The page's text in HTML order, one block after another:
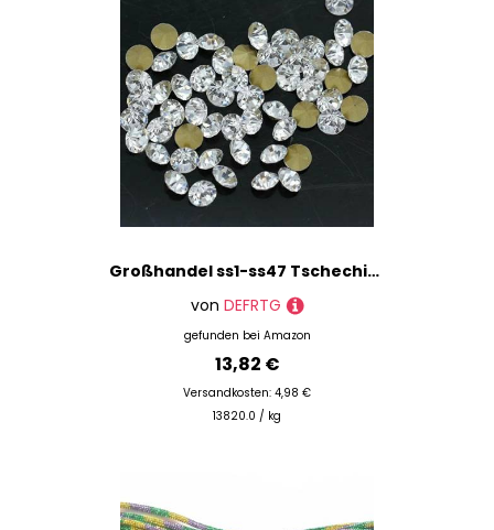
Großhandel ss1-ss47 Tschechischer Kristall Klar spitze Rückseite Runde Strass Perlen Steine Glitter Perlen für Schmuck Nagelherstellung DIY-36p ss27 6mm
von DEFRTG
gefunden bei Amazon
13,82 €
Versandkosten: 4,98 €
13820.0 / kg